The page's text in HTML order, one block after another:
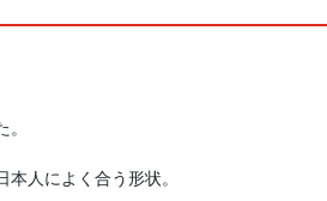
人によく合う形状。